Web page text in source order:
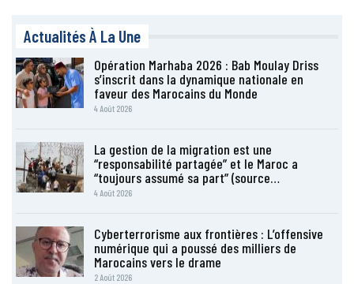
Actualités À La Une
Opération Marhaba 2026 : Bab Moulay Driss
s’inscrit dans la dynamique nationale en
faveur des Marocains du Monde
4 Août 2026
La gestion de la migration est une
“responsabilité partagée” et le Maroc a
“toujours assumé sa part” (source…
4 Août 2026
Cyberterrorisme aux frontières : L’offensive
numérique qui a poussé des milliers de
Marocains vers le drame
2 Août 2026